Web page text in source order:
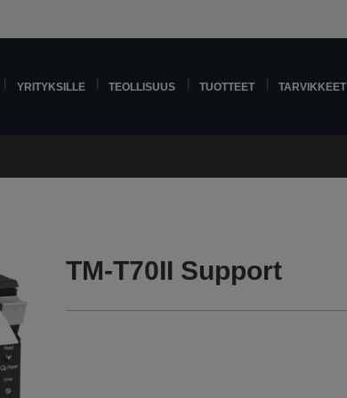
YRITYKSILLE TEOLLISUUS TUOTTEET TARVIKKEET
TM-T70II Support